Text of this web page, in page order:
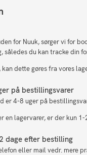
for Nuuk, sørger vi for
du kan tracke din
dette gøres fra vores
på bestillingsvarer
er 4-8 uger på
en lagervarer, er der kun
dage efter bestilling
eller mail vedr. mere